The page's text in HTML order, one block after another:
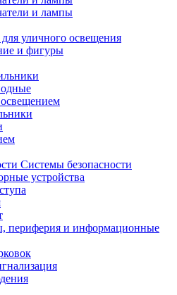
и лампы
уличного освещения
и фигуры
Системы безопасности
устройства
периферия и информационные